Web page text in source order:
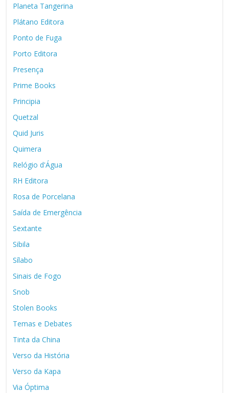
Planeta Tangerina
Plátano Editora
Ponto de Fuga
Porto Editora
Presença
Prime Books
Principia
Quetzal
Quid Juris
Quimera
Relógio d'Água
RH Editora
Rosa de Porcelana
Saída de Emergência
Sextante
Sibila
Sílabo
Sinais de Fogo
Snob
Stolen Books
Temas e Debates
Tinta da China
Verso da História
Verso da Kapa
Via Óptima